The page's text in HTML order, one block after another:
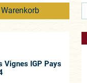
Vignes IGP Pays